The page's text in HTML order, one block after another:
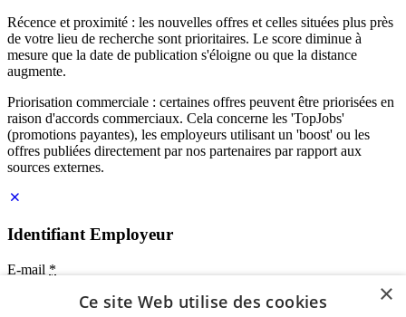
Récence et proximité : les nouvelles offres et celles situées plus près
de votre lieu de recherche sont prioritaires. Le score diminue à
mesure que la date de publication s'éloigne ou que la distance
augmente.
Priorisation commerciale : certaines offres peuvent être priorisées en
raison d'accords commerciaux. Cela concerne les 'TopJobs'
(promotions payantes), les employeurs utilisant un 'boost' ou les
offres publiées directement par nos partenaires par rapport aux
sources externes.
Identifiant Employeur
E-mail *
Mot de passe ×
Ce site Web utilise des cookies